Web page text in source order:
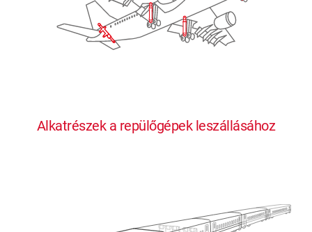
Alkatrészek a repülőgépek leszállásához